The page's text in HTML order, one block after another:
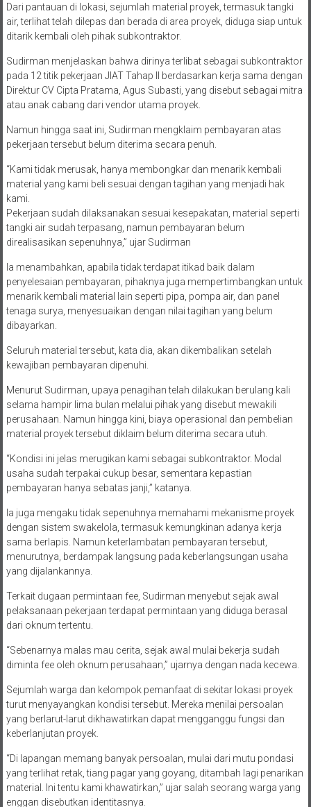
Dari pantauan di lokasi, sejumlah material proyek, termasuk tangki
air, terlihat telah dilepas dan berada di area proyek, diduga siap untuk
ditarik kembali oleh pihak subkontraktor.
Sudirman menjelaskan bahwa dirinya terlibat sebagai subkontraktor
pada 12 titik pekerjaan JIAT Tahap II berdasarkan kerja sama dengan
Direktur CV Cipta Pratama, Agus Subasti, yang disebut sebagai mitra
atau anak cabang dari vendor utama proyek.
Namun hingga saat ini, Sudirman mengklaim pembayaran atas
pekerjaan tersebut belum diterima secara penuh.
“Kami tidak merusak, hanya membongkar dan menarik kembali
material yang kami beli sesuai dengan tagihan yang menjadi hak
kami.
Pekerjaan sudah dilaksanakan sesuai kesepakatan, material seperti
tangki air sudah terpasang, namun pembayaran belum
direalisasikan sepenuhnya,” ujar Sudirman
Ia menambahkan, apabila tidak terdapat itikad baik dalam
penyelesaian pembayaran, pihaknya juga mempertimbangkan untuk
menarik kembali material lain seperti pipa, pompa air, dan panel
tenaga surya, menyesuaikan dengan nilai tagihan yang belum
dibayarkan.
Seluruh material tersebut, kata dia, akan dikembalikan setelah
kewajiban pembayaran dipenuhi.
Menurut Sudirman, upaya penagihan telah dilakukan berulang kali
selama hampir lima bulan melalui pihak yang disebut mewakili
perusahaan. Namun hingga kini, biaya operasional dan pembelian
material proyek tersebut diklaim belum diterima secara utuh.
“Kondisi ini jelas merugikan kami sebagai subkontraktor. Modal
usaha sudah terpakai cukup besar, sementara kepastian
pembayaran hanya sebatas janji,” katanya.
Ia juga mengaku tidak sepenuhnya memahami mekanisme proyek
dengan sistem swakelola, termasuk kemungkinan adanya kerja
sama berlapis. Namun keterlambatan pembayaran tersebut,
menurutnya, berdampak langsung pada keberlangsungan usaha
yang dijalankannya.
Terkait dugaan permintaan fee, Sudirman menyebut sejak awal
pelaksanaan pekerjaan terdapat permintaan yang diduga berasal
dari oknum tertentu.
“Sebenarnya malas mau cerita, sejak awal mulai bekerja sudah
diminta fee oleh oknum perusahaan,” ujarnya dengan nada kecewa.
Sejumlah warga dan kelompok pemanfaat di sekitar lokasi proyek
turut menyayangkan kondisi tersebut. Mereka menilai persoalan
yang berlarut-larut dikhawatirkan dapat mengganggu fungsi dan
keberlanjutan proyek.
“Di lapangan memang banyak persoalan, mulai dari mutu pondasi
yang terlihat retak, tiang pagar yang goyang, ditambah lagi penarikan
material. Ini tentu kami khawatirkan,” ujar salah seorang warga yang
enggan disebutkan identitasnya.